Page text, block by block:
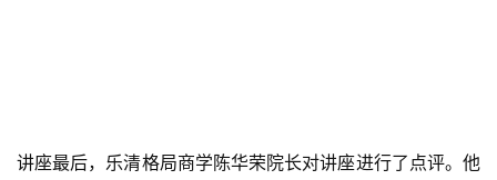
讲座最后，乐清格局商学陈华荣院长对讲座进行了点评。他